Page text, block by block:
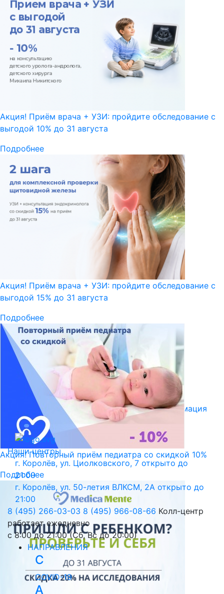
Акция! Приём врача + УЗИ: пройдите обследование с
выгодой 10% до 31 августа
Подробнее
Акция! Приём врача + УЗИ: пройдите обследование с
выгодой 15% до 31 августа
Подробнее
Акция! Повторный приём педиатра со скидкой 10%
Подробнее
Библиотека пациента
Правовая информация
Версия для слабовидящих
Наши центры
г. Королёв, ул. Циолковского, 7 открыто до
21:00
г. Королёв, ул. 50-летия ВЛКСМ, 2А открыто до
21:00
8 (495) 266-03-03 8 (495) 966-08-66 Колл-центр
работает ежедневно
с 8:00 до 21:00 (Сб, Вс до 20:00)
НАПРАВЛЕНИЯ
C
COVID-19
А